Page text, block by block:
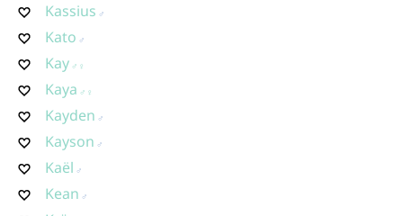
Kassius
Kato
Kay
Kaya
Kayden
Kayson
Kaël
Kean